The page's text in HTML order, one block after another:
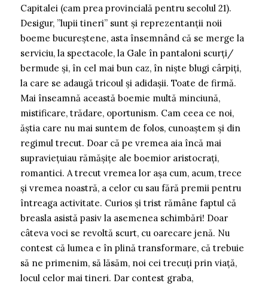
Capitalei (cam prea provincială pentru secolul 21).
Desigur, ”lupii tineri” sunt și reprezentanții noii
boeme bucureștene, asta însemnând că se merge la
serviciu, la spectacole, la Gale în pantaloni scurți/
bermude și, în cel mai bun caz, în niște blugi cârpiți,
la care se adaugă tricoul și adidașii. Toate de firmă.
Mai înseamnă această boemie multă minciună,
mistificare, trădare, oportunism. Cam ceea ce noi,
ăștia care nu mai suntem de folos, cunoaștem și din
regimul trecut. Doar că pe vremea aia încă mai
supraviețuiau rămășițe ale boemior aristocrați,
romantici. A trecut vremea lor așa cum, acum, trece
și vremea noastră, a celor cu sau fără premii pentru
întreaga activitate. Curios și trist rămâne faptul că
breasla asistă pasiv la asemenea schimbări! Doar
câteva voci se revoltă scurt, cu oarecare jenă. Nu
contest că lumea e în plină transformare, că trebuie
să ne primenim, să lăsăm, noi cei trecuți prin viață,
locul celor mai tineri. Dar contest graba,